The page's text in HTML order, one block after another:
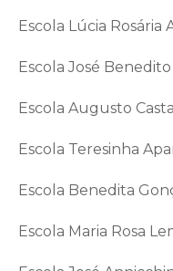
Escola Lúcia Rosária
Escola José
Escola Augusto
Escola Teresinha
Escola Benedita
Escola Maria Rosa